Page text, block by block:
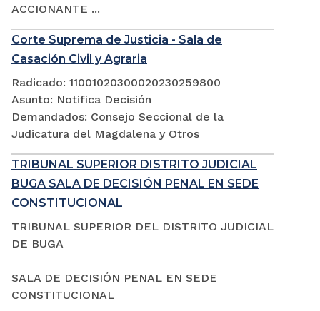
ACCIONANTE ...
Corte Suprema de Justicia - Sala de
Casación Civil y Agraria
Radicado: 11001020300020230259800
Asunto: Notifica Decisión
Demandados: Consejo Seccional de la
Judicatura del Magdalena y Otros
TRIBUNAL SUPERIOR DISTRITO JUDICIAL
BUGA SALA DE DECISIÓN PENAL EN SEDE
CONSTITUCIONAL
TRIBUNAL SUPERIOR DEL DISTRITO JUDICIAL
DE BUGA
SALA DE DECISIÓN PENAL EN SEDE
CONSTITUCIONAL